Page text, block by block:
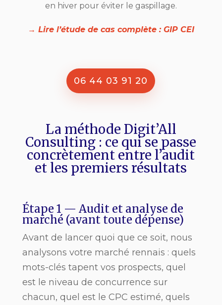
en hiver pour éviter le gaspillage.
→ Lire l’étude de cas complète : GIP CEI
06 44 03 91 20
La méthode Digit’All
Consulting : ce qui se passe
concrètement entre l’audit
et les premiers résultats
Étape 1 — Audit et analyse de
marché (avant toute dépense)
Avant de lancer quoi que ce soit, nous
analysons votre marché rennais : quels
mots-clés tapent vos prospects, quel
est le niveau de concurrence sur
chacun, quel est le CPC estimé, quels